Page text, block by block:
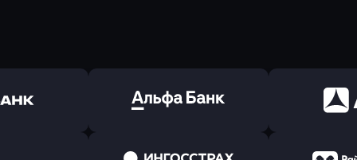
заявку
Оправить заявку